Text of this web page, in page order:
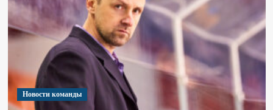
Новости команды